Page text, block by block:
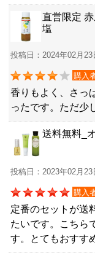
直営限定
塩
投稿日：2024年02月23
購入
香りもよく、さっ
ったです。ただ少
送料無料_
投稿日：2023年02月23
購入
定番のセットが送
たいです。こちら
す。とてもおすす